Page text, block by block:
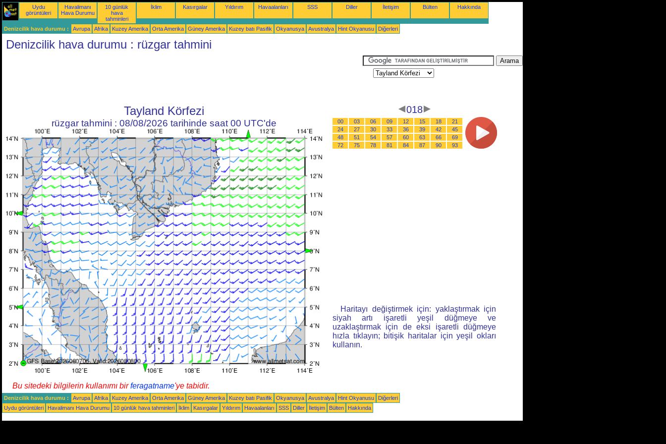
Uydu
görüntüleri
Havalimanı
Hava Durumu
10 günlük
hava
tahminleri
İklim Kasırgalar Yıldırım Havaalanları SSS Diller İletişim Bülten Hakkında
Denizcilik hava durumu : Avrupa Afrika Kuzey Amerika Orta Amerika Güney Amerika Kuzey batı Pasifik Okyanusya Avustralya Hint Okyanusu Diğerleri
Denizcilik hava durumu : rüzgar tahmini
Tayland Körfezi
rüzgar tahmini : 08/08/2026 tarihinde saat 00 UTC'de
018
00 03 06 09 12 15 18
21
24
27 30 33 36 39 42
45
48
51 54 57 60 63 66
69
72
75 78 81 84 87 90 93
Haritayı değiştirmek için: yaklaştırmak için
siyah artı işaretli yeşil düğmeye ve
uzaklaştırmak için de eksi işaretli düğmeye
hızla tıklayın; bitişik haritalar için yeşil okları
kullanın.
Bu sitedeki bilgilerin kullanımı birferagatname'ye tabidir.
Denizcilik hava durumu : Avrupa Afrika Kuzey Amerika Orta Amerika Güney Amerika Kuzey batı Pasifik Okyanusya Avustralya Hint Okyanusu
Diğerleri
Uydu görüntüleri
Havalimanı Hava Durumu 10 günlük hava tahminleri İklim Kasırgalar Yıldırım Havaalanları SSS Diller İletişim Bülten Hakkında